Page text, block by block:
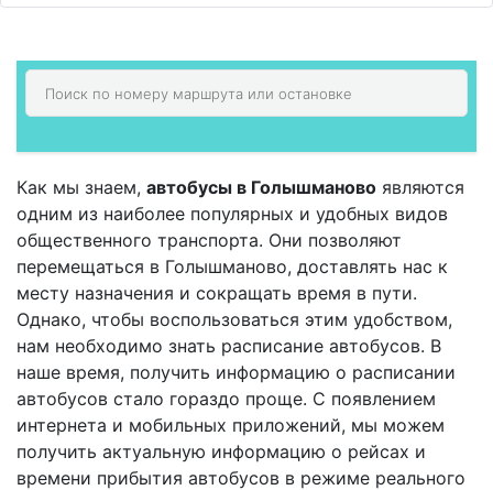
Как мы знаем, автобусы в Голышманово являются
одним из наиболее популярных и удобных видов
общественного транспорта. Они позволяют
перемещаться в Голышманово, доставлять нас к
месту назначения и сокращать время в пути.
Однако, чтобы воспользоваться этим удобством,
нам необходимо знать расписание автобусов. В
наше время, получить информацию о расписании
автобусов стало гораздо проще. С появлением
интернета и мобильных приложений, мы можем
получить актуальную информацию о рейсах и
времени прибытия автобусов в режиме реального